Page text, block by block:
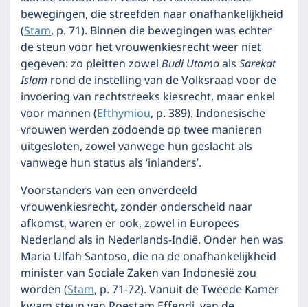
bewegingen, die streefden naar onafhankelijkheid
(Stam, p. 71). Binnen die bewegingen was echter
de steun voor het vrouwenkiesrecht weer niet
gegeven: zo pleitten zowelBudi UtomoalsSarekat
Islam rond de instelling van de Volksraad voor de
invoering van rechtstreeks kiesrecht, maar enkel
voor mannen (Efthymiou, p. 389). Indonesische
vrouwen werden zodoende op twee manieren
uitgesloten, zowel vanwege hun geslacht als
vanwege hun status als ‘inlanders’.
Voorstanders van een onverdeeld
vrouwenkiesrecht, zonder onderscheid naar
afkomst, waren er ook, zowel in Europees
Nederland als in Nederlands-Indië. Onder hen was
Maria Ulfah Santoso, die na de onafhankelijkheid
minister van Sociale Zaken van Indonesië zou
worden (Stam, p. 71-72). Vanuit de Tweede Kamer